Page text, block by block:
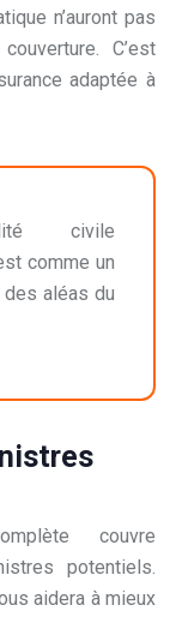
n’auront pas
C’est
adaptée à
civile
comme un
aléas du
couvre
potentiels.
aidera à mieux